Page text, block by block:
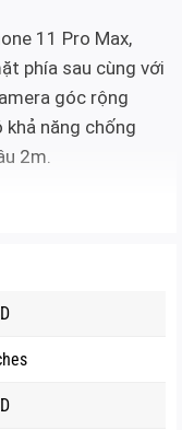
11 Pro Max,
phía sau cùng với
góc rộng
khả năng chống
2m.